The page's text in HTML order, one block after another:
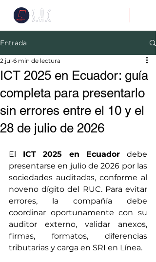
Entrada
ICT 2025 en Ecuador: guía
completa para presentarlo
sin errores entre el 10 y el
28 de julio de 2026
2 jul 6 min de lectura
El ICT 2025 en Ecuador debe
presentarse en julio de 2026 por las
sociedades auditadas, conforme al
noveno dígito del RUC. Para evitar
errores, la compañía debe
coordinar oportunamente con su
auditor externo, validar anexos,
firmas, formatos, diferencias
tributarias y carga en SRI en Línea.